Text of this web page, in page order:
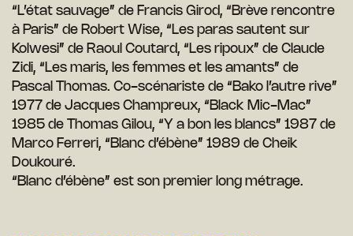
“L’état sauvage” de Francis Girod, “Brève rencontre
à Paris” de Robert Wise, “Les paras sautent sur
Kolwesi” de Raoul Coutard, “Les ripoux” de Claude
Zidi, “Les maris, les femmes et les amants” de
Pascal Thomas. Co-scénariste de “Bako l’autre rive”
1977 de Jacques Champreux, “Black Mic-Mac”
1985 de Thomas Gilou, “Y a bon les blancs” 1987 de
Marco Ferreri, “Blanc d’ébène” 1989 de Cheik
Doukouré.
“Blanc d’ébène” est son premier long métrage.